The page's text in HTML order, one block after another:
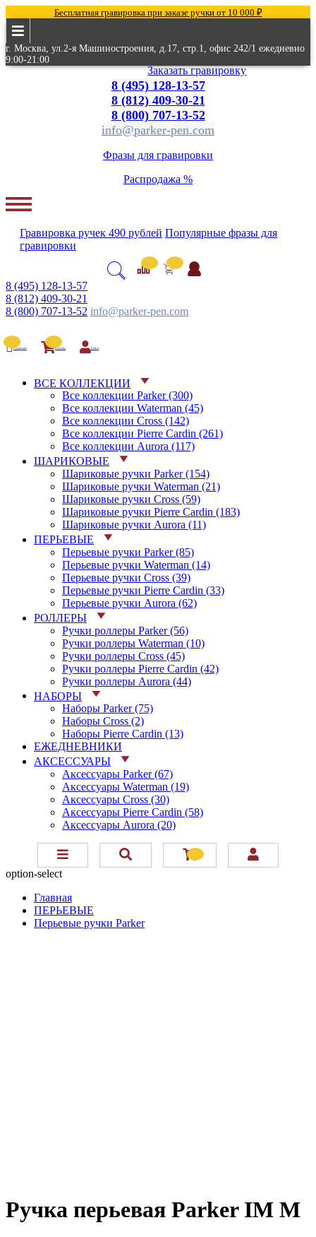
Бесплатная гравировка при заказе ручки от 10 000 ₽
г. Москва, ул.2-я Машиностроения, д.17, стр.1, офис 242/1 ежедневно
9:00-21:00
8 (495) 128-13-57
8 (812) 409-30-21
8 (800) 707-13-52
info@parker-pen.com
Фразы для гравировки
Распродажа %
Заказать гравировку
Гравировка ручек 490 рублей Популярные фразы для
гравировки
8 (495) 128-13-57
8 (812) 409-30-21
8 (800) 707-13-52 info@parker-pen.com
Сравнение Корзина Войти
ВСЕ КОЛЛЕКЦИИ
Все коллекции Parker (300)
Все коллекции Waterman (45)
Все коллекции Cross (142)
Все коллекции Pierre Cardin (261)
Все коллекции Aurora (117)
ШАРИКОВЫЕ
Шариковые ручки Parker (154)
Шариковые ручки Waterman (21)
Шариковые ручки Cross (59)
Шариковые ручки Pierre Cardin (183)
Шариковые ручки Aurora (11)
ПЕРЬЕВЫЕ
Перьевые ручки Parker (85)
Перьевые ручки Waterman (14)
Перьевые ручки Cross (39)
Перьевые ручки Pierre Cardin (33)
Перьевые ручки Aurora (62)
РОЛЛЕРЫ
Ручки роллеры Parker (56)
Ручки роллеры Waterman (10)
Ручки роллеры Cross (45)
Ручки роллеры Pierre Cardin (42)
Ручки роллеры Aurora (44)
НАБОРЫ
Наборы Parker (75)
Наборы Cross (2)
Наборы Pierre Cardin (13)
ЕЖЕДНЕВНИКИ
АКСЕССУАРЫ
Аксессуары Parker (67)
Аксессуары Waterman (19)
Аксессуары Cross (30)
Аксессуары Pierre Cardin (58)
Аксессуары Aurora (20)
option-select
Главная
ПЕРЬЕВЫЕ
Перьевые ручки Parker
Ручка перьевая Parker IM M